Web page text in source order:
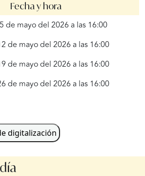
Fecha y hora
de mayo del 2026 a las 16:00
de mayo del 2026 a las 16:00
de mayo del 2026 a las 16:00
de mayo del 2026 a las 16:00
digitalización